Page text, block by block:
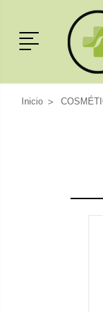
Menú
Inicio